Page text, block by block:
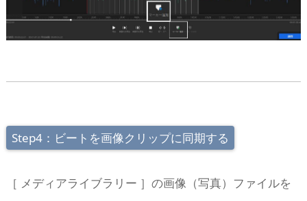
Step4：ビートを画像クリップに同期する
［ メディアライブラリー ］の画像（写真）ファイルを